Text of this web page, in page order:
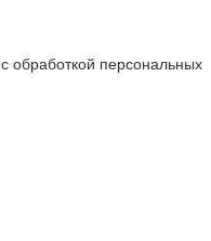
с обработкой персональных